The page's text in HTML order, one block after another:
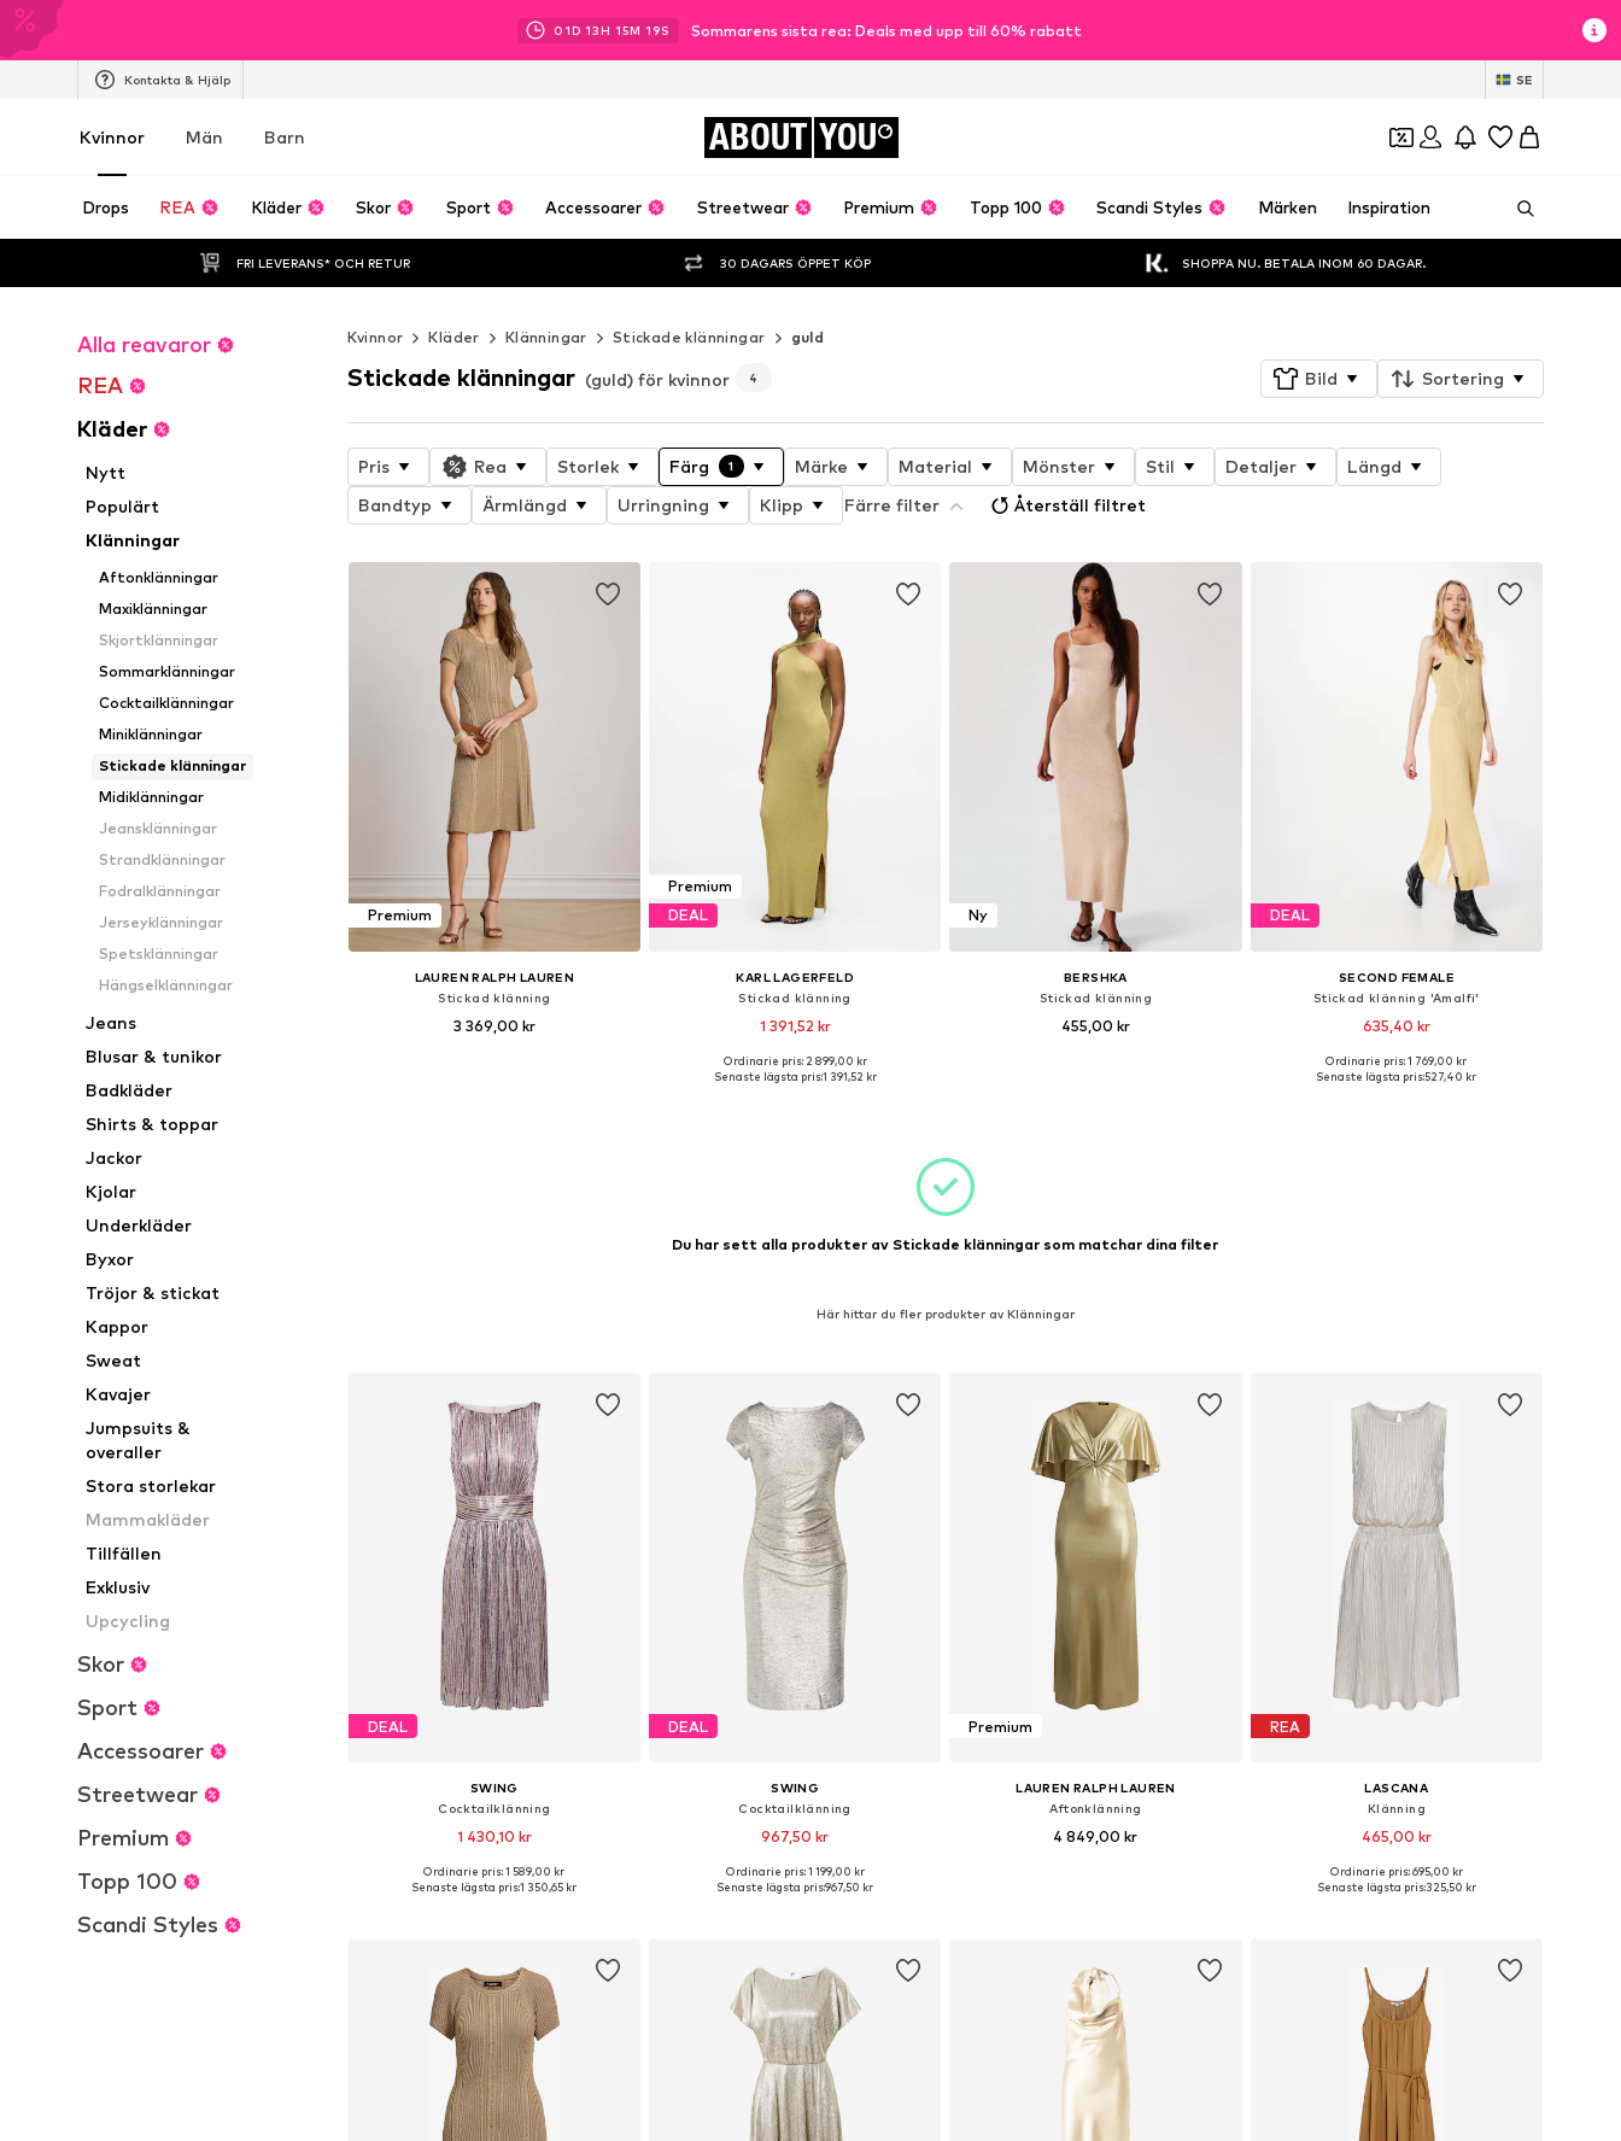
01D 13H 15M 17S Sommarens sista rea: Deals med upp till 60% rabatt
Kontakta & Hjälp SE
Kvinnor Män Barn ABOUT YOU
Drops REA Kläder Skor Sport Accessoarer Streetwear Premium Topp 100 Scandi Styles Märken Inspiration
FRI LEVERANS* OCH RETUR 30 DAGARS ÖPPET KÖP SHOPPA NU. BETALA INOM 60 DAGAR.
Alla reavaror
REA
Kläder
Nytt
Populärt
Klänningar
Aftonklänningar
Maxiklänningar
Skjortklänningar
Sommarklänningar
Cocktailklänningar
Miniklänningar
Stickade klänningar
Midiklänningar
Jeansklänningar
Strandklänningar
Fodralklänningar
Jerseyklänningar
Spetsklänningar
Hängselklänningar
Jeans
Blusar & tunikor
Badkläder
Shirts & toppar
Jackor
Kjolar
Underkläder
Byxor
Tröjor & stickat
Kappor
Sweat
Kavajer
Jumpsuits &
overaller
Stora storlekar
Mammakläder
Tillfällen
Exklusiv
Upcycling
Skor
Sport
Accessoarer
Streetwear
Premium
Topp 100
Scandi Styles
Kvinnor Kläder Klänningar Stickade klänningar guld
Stickade klänningar (guld) för kvinnor 4 Bild Sortering
Pris Rea Storlek Färg 1 Märke Material Mönster Stil Detaljer
Längd
Bandtyp
Ärmlängd Urringning Klipp Färre filter Återställ filtret
Premium
LAUREN RALPH LAUREN
Stickad klänning
3 369,00 kr
Premium
DEAL
KARL LAGERFELD
Stickad klänning
1 391,52 kr
Tillgängliga storlekar: M, L, XL
Ordinarie pris: 2 899,00 kr
Senaste lägsta pris:1 391,52 kr
Ny
BERSHKA
Stickad klänning
455,00 kr
DEAL
SECOND FEMALE
Stickad klänning 'Amalfi'
635,40 kr
Tillgängliga storlekar: L
Ordinarie pris: 1 769,00 kr
Senaste lägsta pris:527,40 kr
Du har sett alla produkter av Stickade klänningar som matchar dina filter
Här hittar du fler produkter av Klänningar
DEAL
SWING
Cocktailklänning
1 430,10 kr
Ordinarie pris: 1 589,00 kr
Senaste lägsta pris:1 350,65 kr
DEAL
SWING
Cocktailklänning
967,50 kr
Ordinarie pris: 1 199,00 kr
Senaste lägsta pris:967,50 kr
Premium
LAUREN RALPH LAUREN
Aftonklänning
4 849,00 kr
REA
LASCANA
Klänning
465,00 kr
Ordinarie pris: 695,00 kr
Senaste lägsta pris:325,50 kr